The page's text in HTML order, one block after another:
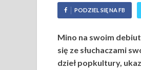
PODZIEL SIĘ NA FB
Mino na swoim
się ze słuchaczami
dzieł popkultury,